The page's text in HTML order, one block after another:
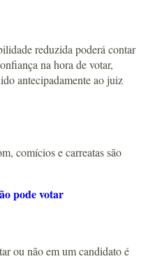
reduzida poderá contar
na hora de votar,
antecipadamente ao juiz
comícios e carreatas são
pode votar
ou não em um candidato é